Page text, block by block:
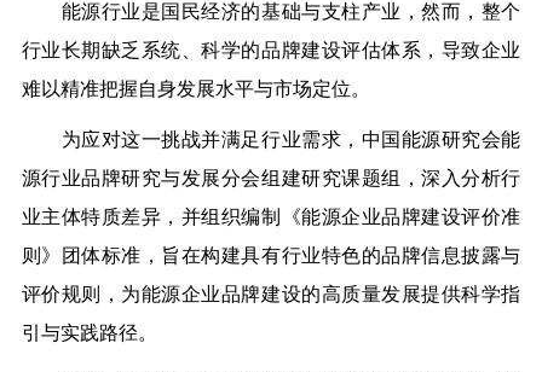
能源行业是国民经济的基础与支柱产业，然而，整个
行业长期缺乏系统、科学的品牌建设评估体系，导致企业
难以精准把握自身发展水平与市场定位。
为应对这一挑战并满足行业需求，中国能源研究会能
源行业品牌研究与发展分会组建研究课题组，深入分析行
业主体特质差异，并组织编制《能源企业品牌建设评价准
则》团体标准，旨在构建具有行业特色的品牌信息披露与
评价规则，为能源企业品牌建设的高质量发展提供科学指
引与实践路径。